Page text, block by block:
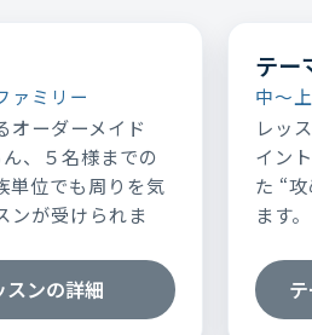
ァミリー
オーダーメイド
、５名様までの
単位でも周りを気
ンが受けられま
スンの詳細
テー
中～
レッ
イン
た “
ます。